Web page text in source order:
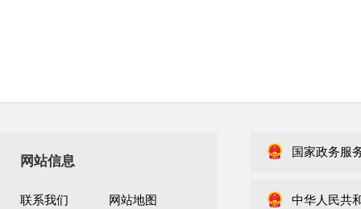
网站信息
联系我们 网站地图
国家政务服
中华人民共